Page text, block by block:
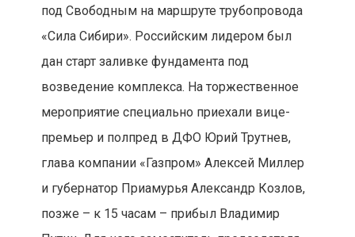
под Свободным на маршруте трубопровода
«Сила Сибири». Российским лидером был
дан старт заливке фундамента под
возведение комплекса. На торжественное
мероприятие специально приехали вице-
премьер и полпред в ДФО Юрий Трутнев,
глава компании «Газпром» Алексей Миллер
и губернатор Приамурья Александр Козлов,
позже – к 15 часам – прибыл Владимир